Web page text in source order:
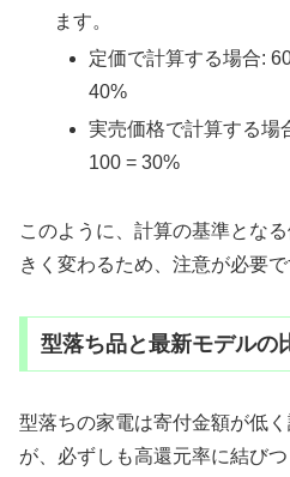
ます。
定価で計算する場合:
40%
実売価格で計算する場
100 = 30%
このように、計算の基準とな
きく変わるため、注意が必要で
型落ち品と最新モデルの
型落ちの家電は寄付金額が低
が、必ずしも高還元率に結び